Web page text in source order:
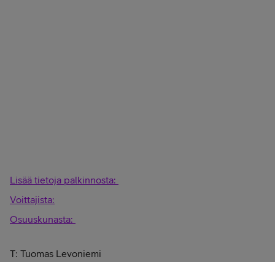
Lisää tietoja palkinnosta:
Voittajista:
Osuuskunasta:
T: Tuomas Levoniemi